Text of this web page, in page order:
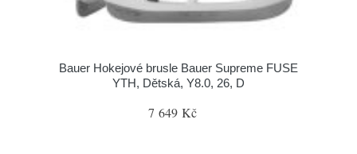
Bauer Hokejové brusle Bauer Supreme FUSE
YTH, Dětská, Y8.0, 26, D
7 649 Kč